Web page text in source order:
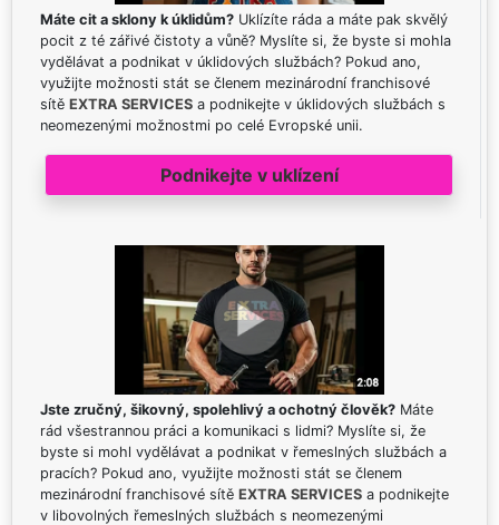
Máte cit a sklony k úklidům? Uklízíte ráda a máte pak skvělý
pocit z té zářivé čistoty a vůně? Myslíte si, že byste si mohla
vydělávat a podnikat v úklidových službách? Pokud ano,
využijte možnosti stát se členem mezinárodní franchisové
sítě EXTRA SERVICES a podnikejte v úklidových službách s
neomezenými možnostmi po celé Evropské unii.
Podnikejte v uklízení
Jste zručný, šikovný, spolehlivý a ochotný člověk? Máte
rád všestrannou práci a komunikaci s lidmi? Myslíte si, že
byste si mohl vydělávat a podnikat v řemeslných službách a
pracích? Pokud ano, využijte možnosti stát se členem
mezinárodní franchisové sítě EXTRA SERVICES a podnikejte
v libovolných řemeslných službách s neomezenými